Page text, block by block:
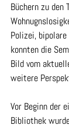
Büchern zu den
Polizei,
konnten die
Bild vom
weitere
Vor Beginn der
Bibliothek